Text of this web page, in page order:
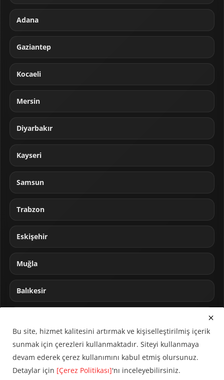
Adana
Gaziantep
Kocaeli
Mersin
Diyarbakır
Kayseri
Samsun
Trabzon
Eskişehir
Muğla
Balıkesir
Bu site, hizmet kalitesini artırmak ve kişiselleştirilmiş içerik
sunmak için çerezleri kullanmaktadır. Siteyi kullanmaya
devam ederek çerez kullanımını kabul etmiş olursunuz.
Detaylar için [Çerez Politikası]'nı inceleyebilirsiniz.